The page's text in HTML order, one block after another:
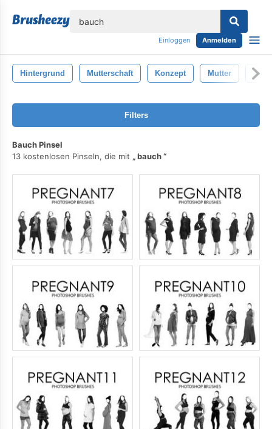
Einloggen Anmelden
Hintergrund Mutterschaft Konzept Mutter
Filters
Bauch Pinsel
13 kostenlosen Pinseln, die mit
bauch